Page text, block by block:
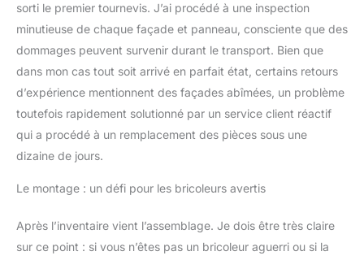
CONTENU DE
LIVRAISON : bloc de
cuisine avec plan de
travail, matériel de
montage (sauf indication
contraire, les appareils
électroménagers et les
livraison).
sorti le premier tournevis. J’ai procédé à une inspection
minutieuse de chaque façade et panneau, consciente que des
dommages peuvent survenir durant le transport. Bien que
dans mon cas tout soit arrivé en parfait état, certains retours
d’expérience mentionnent des façades abîmées, un problème
toutefois rapidement solutionné par un service client réactif
qui a procédé à un remplacement des pièces sous une
dizaine de jours.
Le montage : un défi pour les bricoleurs avertis
Après l’inventaire vient l’assemblage. Je dois être très claire
sur ce point : si vous n’êtes pas un bricoleur aguerri ou si la